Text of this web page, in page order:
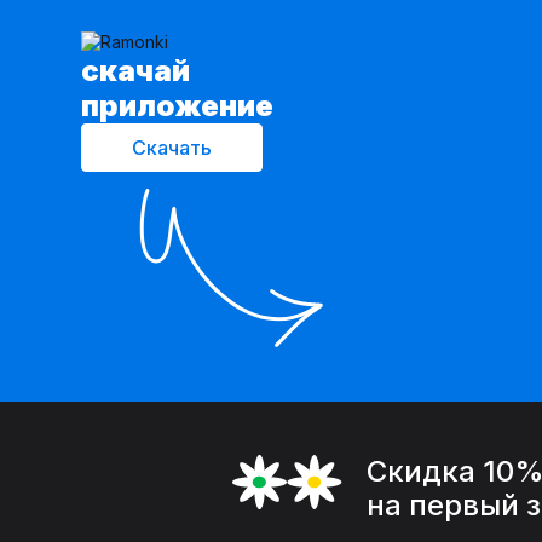
cкачай
приложение
Скачать
Скидка 10%
на первый